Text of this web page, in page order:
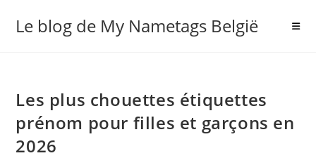
Le blog de My Nametags België
Les plus chouettes étiquettes
prénom pour filles et garçons en
2026